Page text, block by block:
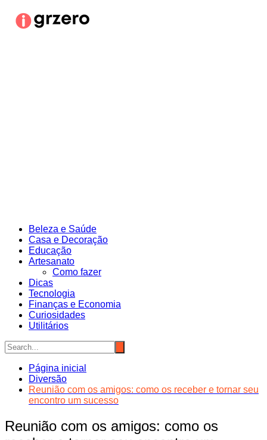
para
Beleza e Saúde
Casa e Decoração
Educação
Artesanato
Como fazer
Dicas
Tecnologia
Finanças e Economia
Curiosidades
Utilitários
Página inicial
Diversão
Reunião com os amigos: como os receber e tornar seu
encontro um sucesso
Reunião com os amigos: como os